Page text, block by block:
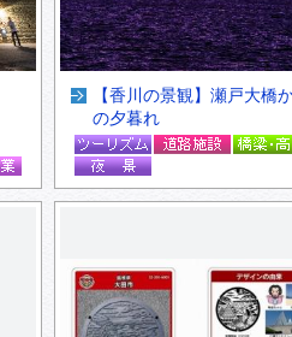
【香川の景観】瀬戸大橋
の夕暮れ